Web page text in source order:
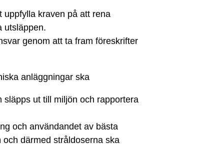
uppfylla kraven på att rena
utsläppen.
genom att ta fram föreskrifter
anläggningar ska
ut till miljön och rapportera
och användandet av bästa
därmed stråldoserna ska